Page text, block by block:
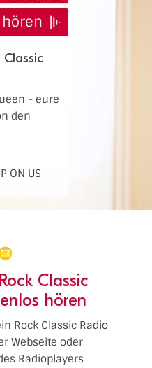
hören
Classic
- eure
den
ON US
Classic
hören
Rock Classic Radio
Webseite oder
Radioplayers